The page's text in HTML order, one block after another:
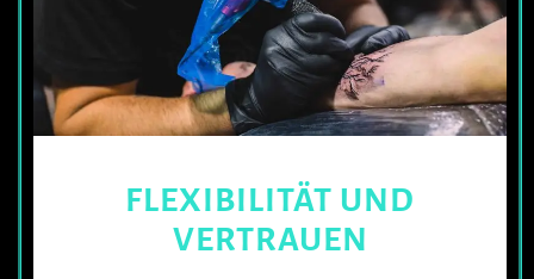
FLEXIBILITÄT UND
VERTRAUEN